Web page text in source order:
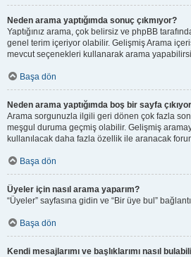
Neden arama yaptığımda sonuç çıkmıyor?
Yaptığınız arama, çok belirsiz ve phpBB
genel terim içeriyor olabilir. Gelişmiş Arama
mevcut seçenekleri kullanarak arama
Başa dön
Neden arama yaptığımda boş bir sayfa
Arama sorgunuzla ilgili geri dönen çok fazla
meşgul duruma geçmiş olabilir. Gelişmiş
kullanılacak daha fazla özellik ile aranacak
Başa dön
Üyeler için nasıl arama yaparım?
“Üyeler” sayfasına gidin ve “Bir üye bul”
Başa dön
Kendi mesajlarımı ve başlıklarımı nasıl